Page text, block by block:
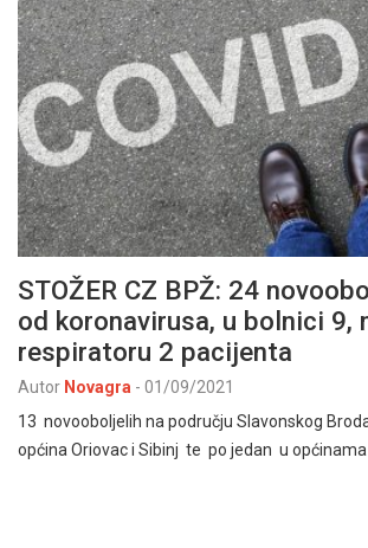
STOŽER CZ BPŽ: 24
od koronavirusa, u bolnici 9,
respiratoru 2 pacijenta
Autor Novagra - 01/09/2021
13 novooboljelih na području Slavonskog
općina Oriovac i Sibinj te po jedan u općinama